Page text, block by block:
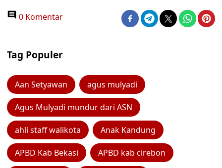
0 Komentar
Tag Populer
Aan Setyawan agus mulyadi
Agus Mulyadi mundur dari ASN
ahli staff walikota Anak Kandung
APBD Kab Bekasi APBD kab cirebon